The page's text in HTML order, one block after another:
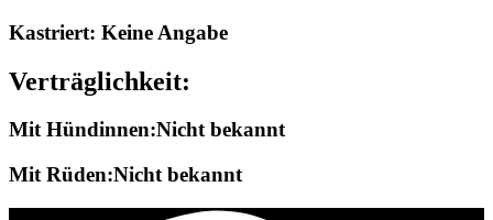
Kastriert: Keine Angabe
Verträglichkeit:
Mit Hündinnen:Nicht bekannt
Mit Rüden:Nicht bekannt